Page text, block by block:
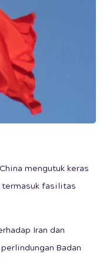
mengutuk keras
termasuk fasilitas
Iran dan
Badan